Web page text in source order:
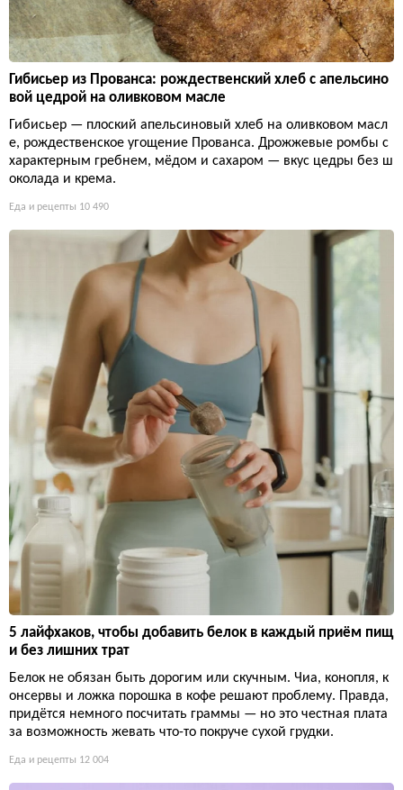
Гибисьер из Прованса: рождественский хлеб с апельсино
вой цедрой на оливковом масле
Гибисьер — плоский апельсиновый хлеб на оливковом масл
е, рождественское угощение Прованса. Дрожжевые ромбы с
характерным гребнем, мёдом и сахаром — вкус цедры без ш
околада и крема.
Еда и рецепты 10 490
5 лайфхаков, чтобы добавить белок в каждый приём пищ
и без лишних трат
Белок не обязан быть дорогим или скучным. Чиа, конопля, к
онсервы и ложка порошка в кофе решают проблему. Правда,
придётся немного посчитать граммы — но это честная плата
за возможность жевать что-то покруче сухой грудки.
Еда и рецепты 12 004